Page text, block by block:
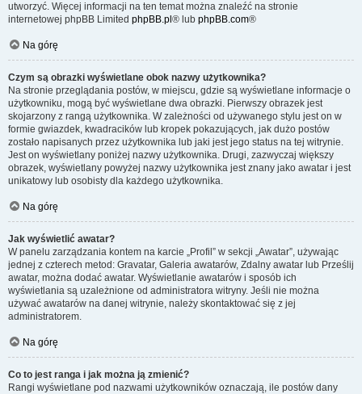
utworzyć. Więcej informacji na ten temat można znaleźć na stronie
internetowej phpBB Limited phpBB.pl ® lub phpBB.com®
Na górę
Czym są obrazki wyświetlane obok nazwy użytkownika?
Na stronie przeglądania postów, w miejscu, gdzie są wyświetlane informacje o
użytkowniku, mogą być wyświetlane dwa obrazki. Pierwszy obrazek jest
skojarzony z rangą użytkownika. W zależności od używanego stylu jest on w
formie gwiazdek, kwadracików lub kropek pokazujących, jak dużo postów
zostało napisanych przez użytkownika lub jaki jest jego status na tej witrynie.
Jest on wyświetlany poniżej nazwy użytkownika. Drugi, zazwyczaj większy
obrazek, wyświetlany powyżej nazwy użytkownika jest znany jako awatar i jest
unikatowy lub osobisty dla każdego użytkownika.
Na górę
Jak wyświetlić awatar?
W panelu zarządzania kontem na karcie „Profil” w sekcji „Awatar”, używając
jednej z czterech metod: Gravatar, Galeria awatarów, Zdalny awatar lub Prześlij
awatar, można dodać awatar. Wyświetlanie awatarów i sposób ich
wyświetlania są uzależnione od administratora witryny. Jeśli nie można
używać awatarów na danej witrynie, należy skontaktować się z jej
administratorem.
Na górę
Co to jest ranga i jak można ją zmienić?
Rangi wyświetlane pod nazwami użytkowników oznaczają, ile postów dany